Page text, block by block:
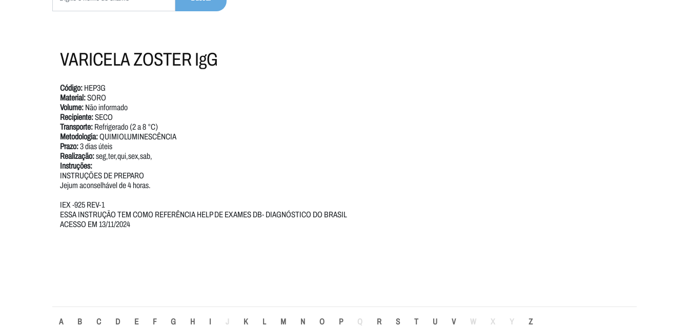
VARICELA ZOSTER IgG
Código: HEP3G
Material:SORO
Volume: Não informado
Recipiente:SECO
Transporte: Refrigerado (2 a 8 °C)
Metodologia:QUIMIOLUMINESCÊNCIA
Prazo:3 dias úteis
Realização:seg,ter,qui,sex,sab,
Instruções:
INSTRUÇÕES DE PREPARO
Jejum aconselhável de 4 horas.
IEX -925 REV-1
ESSA INSTRUÇÃO TEM COMO REFERÊNCIA HELP DE EXAMES DB- DIAGNÓSTICO DO BRASIL
ACESSO EM 13/11/2024
A B C D E F G H I J K L M N O P Q R S T U V W X Y Z